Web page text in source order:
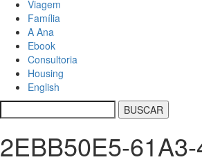
Viagem
Família
A Ana
Ebook
Consultoria
Housing
English
2EBB50E5-